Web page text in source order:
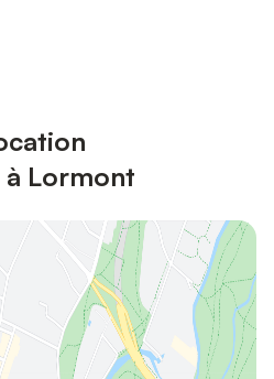
à Lormont